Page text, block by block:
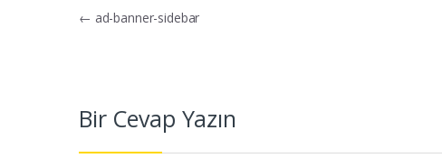
Yazı dolaşımı
← ad-banner-sidebar
Bir Cevap Yazın